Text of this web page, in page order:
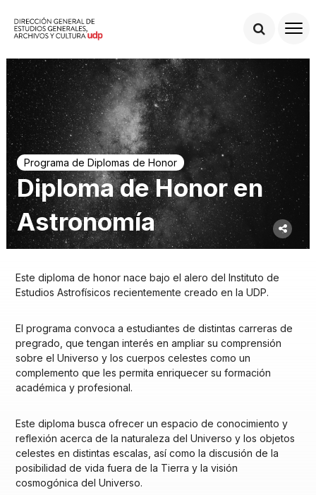
Programa de Diplomas de Honor
Diploma de Honor en
Astronomía
Este diploma de honor nace bajo el alero del Instituto de
Estudios Astrofísicos recientemente creado en la UDP.
El programa convoca a estudiantes de distintas carreras de
pregrado, que tengan interés en ampliar su comprensión
sobre el Universo y los cuerpos celestes como un
complemento que les permita enriquecer su formación
académica y profesional.
Este diploma busca ofrecer un espacio de conocimiento y
reflexión acerca de la naturaleza del Universo y los objetos
celestes en distintas escalas, así como la discusión de la
posibilidad de vida fuera de la Tierra y la visión
cosmogónica del Universo.